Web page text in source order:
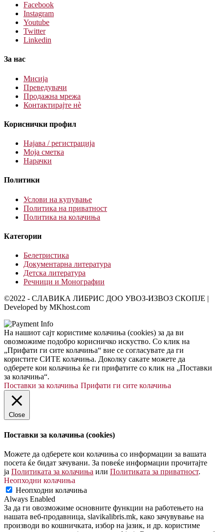
Facebook
Instagram
Youtube
Twitter
Linkedin
За нас
Мисија
Преведувачи
Продажна мрежа
Контактирајте нè
Кориснички профил
Најава / регистрација
Моја сметка
Нарачки
Политики
Услови на купување
Политика на приватност
Политика на колачиња
Категории
Белетристика
Документарна литература
Детска литература
Речници и Монографии
©2022 - СЛАВИКА ЛИБРИС ДОО УВОЗ-ИЗВОЗ СКОПЈЕ |
Developed by MKhost.com
На нашиот сајт користиме колачиња (cookies) за да ви
овозможиме подобро корисничко искуство. Со клик на
„Прифати ги сите колачиња“ вие се согласувате да ги
користите СИТЕ колачиња. Доколку сакате можете да
одберете кои колачиња ќе ги прифатите со клик на „Поставки
за колачиња“.
Поставки за колачиња Прифати ги сите колачиња
Close
Поставки за колачиња (cookies)
Можете да одберете кои колачиња со информации за вашата
посета ќе бидат зачувани. За повеќе информации прочитајте
ја Политиката за колачиња или Политиката за приватност.
Неопходни колачиња
Неопходни колачиња
Always Enabled
За да ги овозможиме основните функции на работењето на
нашата веб-продавница, slavikalibris.mk, како зачувување на
производи во кошничката, избор на јазик, и др. користиме